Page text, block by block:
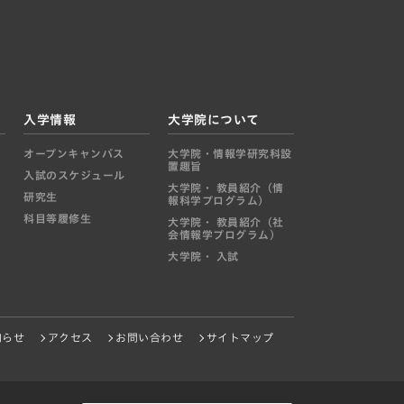
入学情報
オープンキャンパス
入試のスケジュール
研究生
科目等履修生
大学院について
大学院・情報学研究科設
置趣旨
大学院・ 教員紹介（情
報科学プログラム）
大学院・ 教員紹介（社
会情報学プログラム）
大学院・ 入試
せ アクセス お問い合わせ サイトマップ